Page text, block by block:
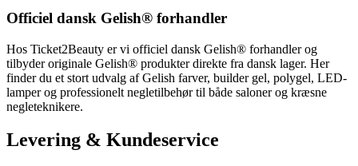
Officiel dansk Gelish® forhandler
Hos Ticket2Beauty er vi officiel dansk Gelish® forhandler og
tilbyder originale Gelish® produkter direkte fra dansk lager. Her
finder du et stort udvalg af Gelish farver, builder gel, polygel, LED-
lamper og professionelt negletilbehør til både saloner og kræsne
negleteknikere.
Levering & Kundeservice